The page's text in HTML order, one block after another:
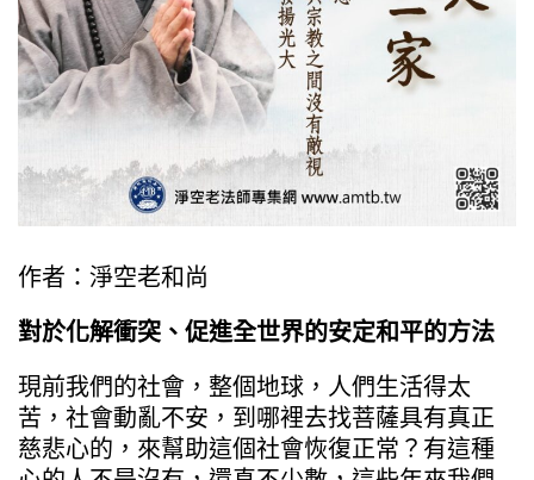
作者：淨空老和尚
對於化解衝突、促進全世界的安定和平的方法
現前我們的社會，整個地球，人們生活得太
苦，社會動亂不安，到哪裡去找菩薩具有真正
慈悲心的，來幫助這個社會恢復正常？有這種